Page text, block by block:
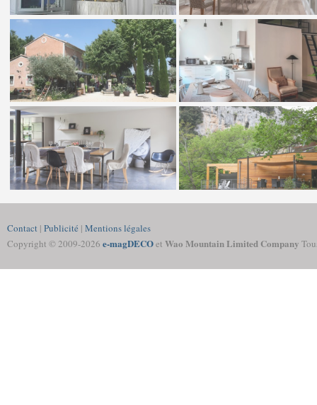
Contact | Publicité | Mentions légales
Copyright © 2009-2026 e-magDECOet Wao Mountain Limited Company